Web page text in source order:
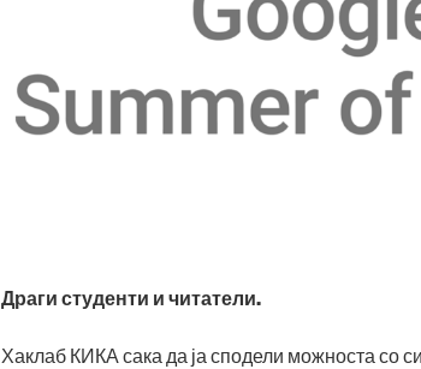
Драги студенти и читатели.
Хаклаб КИКА сака да ја сподели можноста со